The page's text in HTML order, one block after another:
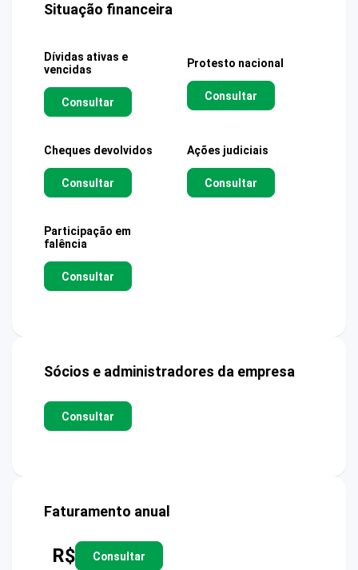
Situação financeira
Dívidas ativas e
vencidas
Consultar
Protesto nacional
Consultar
Cheques devolvidos
Consultar
Ações judiciais
Consultar
Participação em
falência
Consultar
Sócios e administradores da empresa
Consultar
Faturamento anual
R$ Consultar